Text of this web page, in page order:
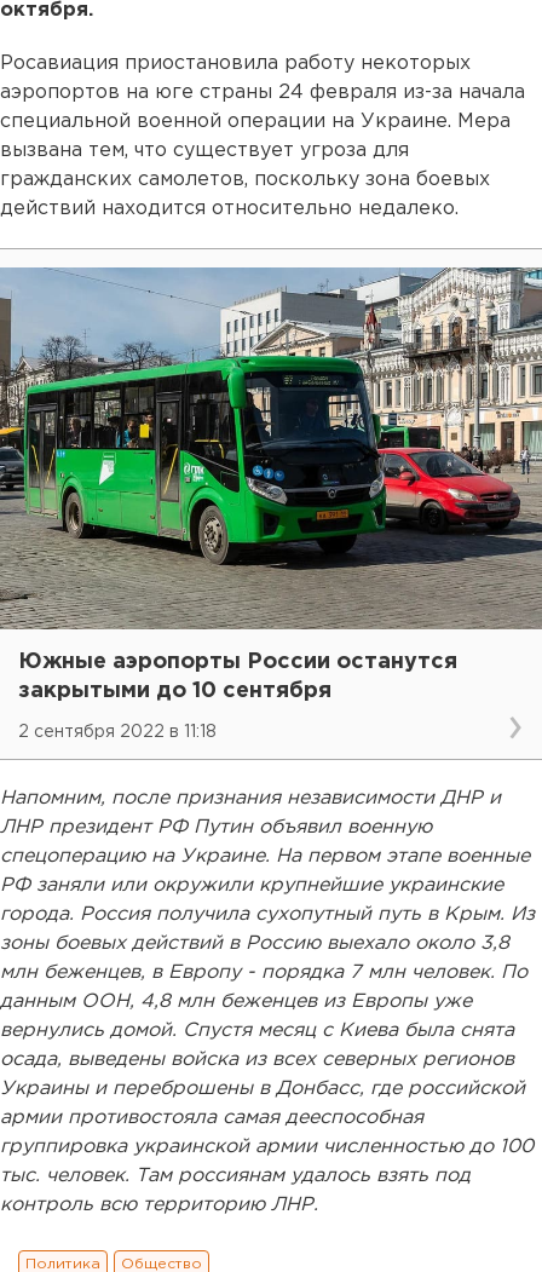
октября.
Росавиация приостановила работу некоторых
аэропортов на юге страны 24 февраля из-за начала
специальной военной операции на Украине. Мера
вызвана тем, что существует угроза для
гражданских самолетов, поскольку зона боевых
действий находится относительно недалеко.
Южные аэропорты России останутся
закрытыми до 10 сентября
2 сентября 2022 в 11:18
Напомним, после признания независимости ДНР и
ЛНР президент РФ Путин объявил военную
спецоперацию на Украине. На первом этапе военные
РФ заняли или окружили крупнейшие украинские
города. Россия получила сухопутный путь в Крым. Из
зоны боевых действий в Россию выехало около 3,8
млн беженцев, в Европу - порядка 7 млн человек. По
данным ООН, 4,8 млн беженцев из Европы уже
вернулись домой. Спустя месяц с Киева была снята
осада, выведены войска из всех северных регионов
Украины и переброшены в Донбасс, где российской
армии противостояла самая дееспособная
группировка украинской армии численностью до 100
тыс. человек. Там россиянам удалось взять под
контроль всю территорию ЛНР.
Политика Общество